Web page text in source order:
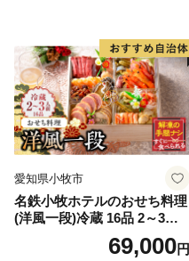
料理 小牧市 お節 冷蔵おせち
人気 新春 迎春おせち 定番お
せち 本格おせち 和洋折衷お
せち 縁起物おせち 12月31日
お届け お正月 お取り寄せ
愛知県小牧市
名鉄小牧ホテルのおせち料理
(洋風一段)冷蔵 16品 2～3人
前 2027年【数量限定 お申込
期限12/15】 解凍不要 ホテル
69,000円